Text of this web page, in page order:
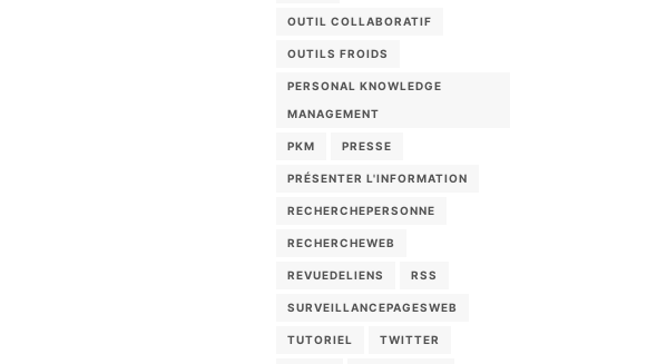
OUTIL COLLABORATIF
OUTILS FROIDS
PERSONAL KNOWLEDGE
MANAGEMENT
PKM PRESSE
PRÉSENTER L'INFORMATION
RECHERCHEPERSONNE
RECHERCHEWEB
REVUEDELIENS RSS
SURVEILLANCEPAGESWEB
TUTORIEL TWITTER